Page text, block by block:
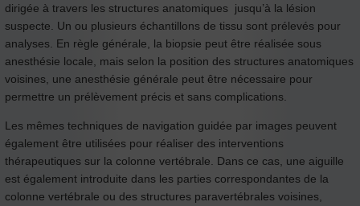
dirigée à travers les structures anatomiques jusqu’à la lésion
suspecte. Un ou plusieurs échantillons de tissu sont prélevés pour
analyses. En règle générale, la biopsie peut être réalisée sous
anesthésie locale, mais selon la position des structures anatomiques
voisines, une anesthésie générale peut être nécessaire pour
permettre un prélèvement précis et sans complications.
Les mêmes techniques de navigation guidée par images peuvent
également être utilisées pour réaliser des interventions
thérapeutiques sur la colonne vertébrale. Dans ce cas, une aiguille
est également introduite dans les parties correspondantes de la
colonne vertébrale ou des structures paravertébrales voisines,